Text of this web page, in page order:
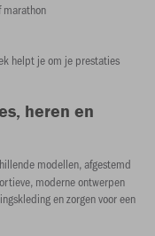
marathon
helpt je om je prestaties
heren en
modellen, afgestemd
moderne ontwerpen
en zorgen voor een